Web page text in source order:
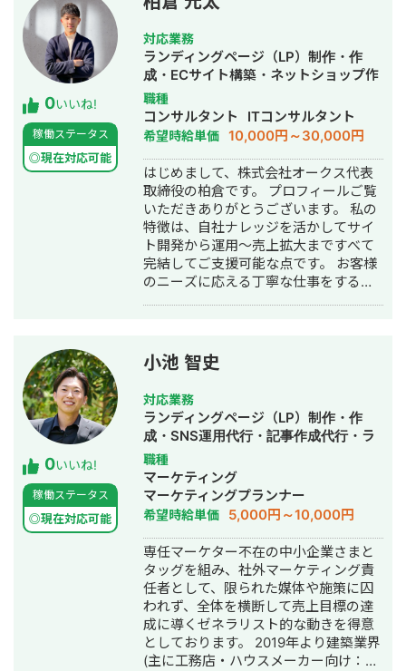
ーとして、CDP・MA・チャットボット
ツールの販売及び見込み顧客の開拓、
既存顧客のアップセル、契約更新提案
を実施。 2023年4月に株式会社
Algoageに転職。 PMM及びBPO組織部
門長として、LINEチャットボットツー
ルのプロダクト開発要件策定・オペレ
ーション設計・新機能の提案・メンバ
ーマネジメント・採用に従事。 2022年
10月より副業でWebマーケティング業
務を請け負い、2024年5月に独立。
2024年11月にTAW株式会社創業し、代
表取締役を務める。 事業会社、広告代
理店、ツールベンダー、媒体など様々
な立場から8年以上にわたりWebマーケ
ティングに従事し、500以上の広告ア
カウントのコンサルティングを行い、
るスキルが強み。
0いいね!
稼働ステータス
◎現在対応可能
対応業務
ランディングページ（LP）制作・作
成・ECサイト構築・ネットショップ作
成代行・SEO対策・記事作成代行・ラ
イティング・ホームページ制作・作
成・リスティング広告運用代行・オウ
ンドメディア制作・構築・運用代行
職種
コンサルタント ITコンサルタント
希望時給単価 10,000円～30,000円
はじめまして、株式会社オークス代表
取締役の柏倉です。 プロフィールご覧
いただきありがとうございます。 私の
特徴は、自社ナレッジを活かしてサイ
ト開発から運用〜売上拡大まですべて
完結してご支援可能な点です。 お客様
のニーズに応える丁寧な仕事をするこ
年8月：アウモ株式会社でライターとし
てインターンを行う 2021年1月：個人
事業主(屋号：オークス)開業。WEBメ
ディアを立ち上げ月間約60万PVまで成
長 2023年4月：株式会社サイバーエー
ジェントへ新卒入社 2024年2月：株式
会社オークスを設立
0いいね!
稼働ステータス
◎現在対応可能
小池 智史
対応業務
ランディングページ（LP）制作・作
成・SNS運用代行・記事作成代行・ラ
イティング・ホームページ制作・作
成・バナー制作・デザイン・ロゴデザ
イン・作成・リスティング広告運用代
行・動画制作・動画編集・AI活用
職種
マーケティング
マーケティングプランナー
希望時給単価 5,000円～10,000円
専任マーケター不在の中小企業さまと
タッグを組み、社外マーケティング責
任者として、限られた媒体や施策に囚
われず、全体を横断して売上目標の達
成に導くゼネラリスト的な動きを得意
としております。 2019年より建築業界
(主に工務店・ハウスメーカー向け：注